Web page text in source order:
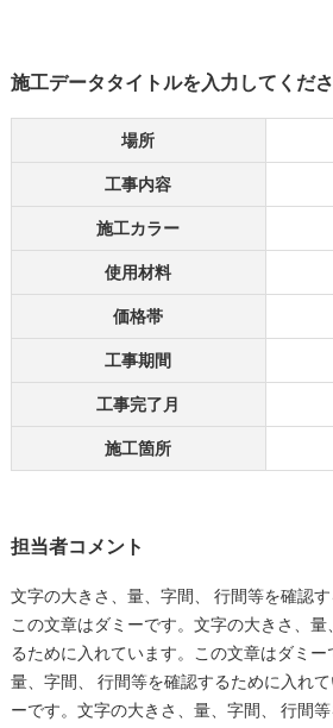
施工データタイトルを入力してくだ
場所
工事内容
施工カラー
使用材料
価格帯
工事期間
工事完了月
施工箇所
担当者コメント
文字の大きさ、量、字間、 行間等を確認す
この文章はダミーです。文字の大きさ、
るために入れています。この文章はダミー
量、字間、 行間等を確認するために入れ
ーです。文字の大きさ、量、字間、 行間